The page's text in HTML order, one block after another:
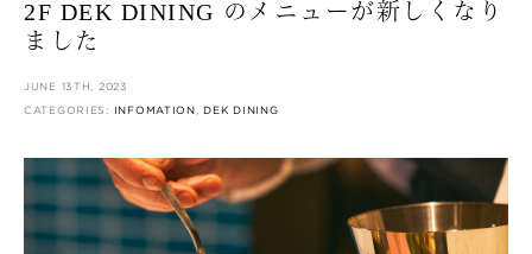
2F DEK DINING のメニューが新しくなり
ました
JUNE 13TH, 2023
CATEGORIES: INFOMATION ,DEK DINING